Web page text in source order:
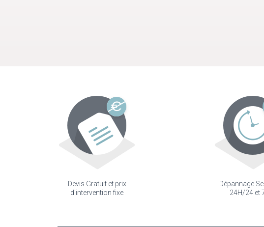
Devis Gratuit et prix
d'intervention fixe
Dépannage
24H/24 et